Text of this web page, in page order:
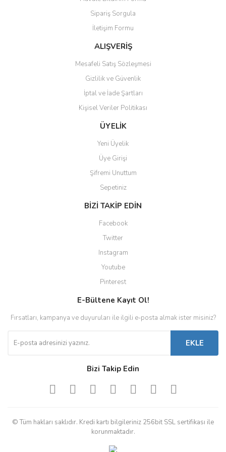
Ürün bilgilerinde hatalar bulunuyor.
Ürün fiyatı diğer sitelerden daha pahalı.
Bu ürüne benzer farklı alternatifler olmalı.
Gönder
Sipariş Sorgula
İletişim Formu
ALIŞVERİŞ
Mesafeli Satış Sözleşmesi
Gizlilik ve Güvenlik
İptal ve İade Şartları
Kişisel Veriler Politikası
ÜYELİK
Yeni Üyelik
Üye Girişi
Şifremi Unuttum
Sepetiniz
BİZİ TAKİP EDİN
Facebook
Twitter
Instagram
Youtube
Pinterest
E-Bültene Kayıt Ol!
Fırsatları, kampanya ve duyuruları ile ilgili e-posta almak ister misiniz?
EKLE
Bizi Takip Edin
© Tüm hakları saklıdır. Kredi kartı bilgileriniz 256bit SSL sertifikası ile
korunmaktadır.